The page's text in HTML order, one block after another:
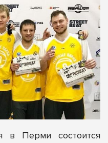
в Перми состоится